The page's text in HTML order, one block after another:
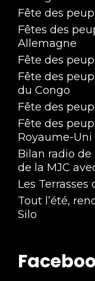
Fête des
Fêtes des
Allemagne
Fête des
Fête des
du Congo
Fête des
Fête des
Royaume-Uni
Bilan radio
de la MJC
Les Terrasses
Tout l’été,
Silo